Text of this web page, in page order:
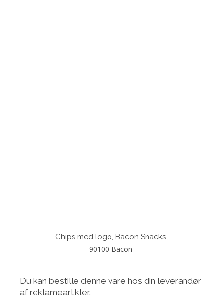
Chips med logo, Bacon Snacks
90100-Bacon
Du kan bestille denne vare hos din leverandør
af reklameartikler.